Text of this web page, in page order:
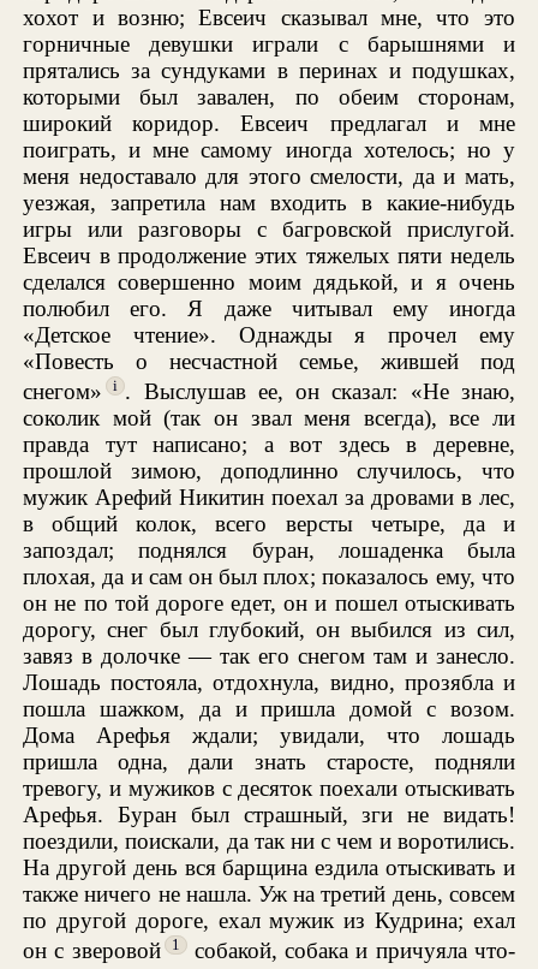
хохот и возню; Евсеич сказывал мне, что это
горничные девушки играли с барышнями и
прятались за сундуками в перинах и подушках,
которыми был завален, по обеим сторонам,
широкий коридор. Евсеич предлагал и мне
поиграть, и мне самому иногда хотелось; но у
меня недоставало для этого смелости, да и мать,
уезжая, запретила нам входить в какие-нибудь
игры или разговоры с багровской прислугой.
Евсеич в продолжение этих тяжелых пяти недель
сделался совершенно моим дядькой, и я очень
полюбил его. Я даже читывал ему иногда
«Детское чтение». Однажды я прочел ему
«Повесть о несчастной семье, жившей под
снегом»
i . Выслушав ее, он сказал: «Не знаю,
соколик мой (так он звал меня всегда), все ли
правда тут написано; а вот здесь в деревне,
прошлой зимою, доподлинно случилось, что
мужик Арефий Никитин поехал за дровами в лес,
в общий колок, всего версты четыре, да и
запоздал; поднялся буран, лошаденка была
плохая, да и сам он был плох; показалось ему, что
он не по той дороге едет, он и пошел отыскивать
дорогу, снег был глубокий, он выбился из сил,
завяз в долочке — так его снегом там и занесло.
Лошадь постояла, отдохнула, видно, прозябла и
пошла шажком, да и пришла домой с возом.
Дома Арефья ждали; увидали, что лошадь
пришла одна, дали знать старосте, подняли
тревогу, и мужиков с десяток поехали отыскивать
Арефья. Буран был страшный, зги не видать!
поездили, поискали, да так ни с чем и воротились.
На другой день вся барщина ездила отыскивать и
также ничего не нашла. Уж на третий день, совсем
по другой дороге, ехал мужик из Кудрина; ехал
он с зверовой
1 собакой, собака и причуяла что-